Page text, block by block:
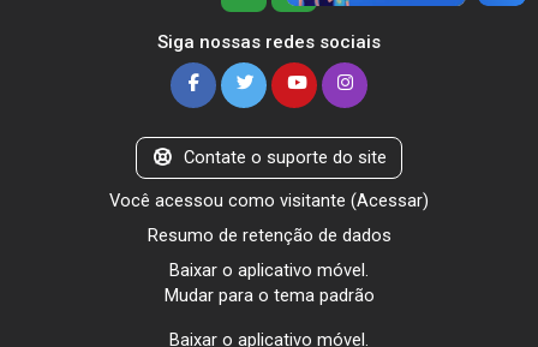
Siga nossas redes sociais
Contate o suporte do site
Você acessou como visitante (Acessar)
Resumo de retenção de dados
Baixar o aplicativo móvel.
Mudar para o tema padrão
Baixar o aplicativo móvel.